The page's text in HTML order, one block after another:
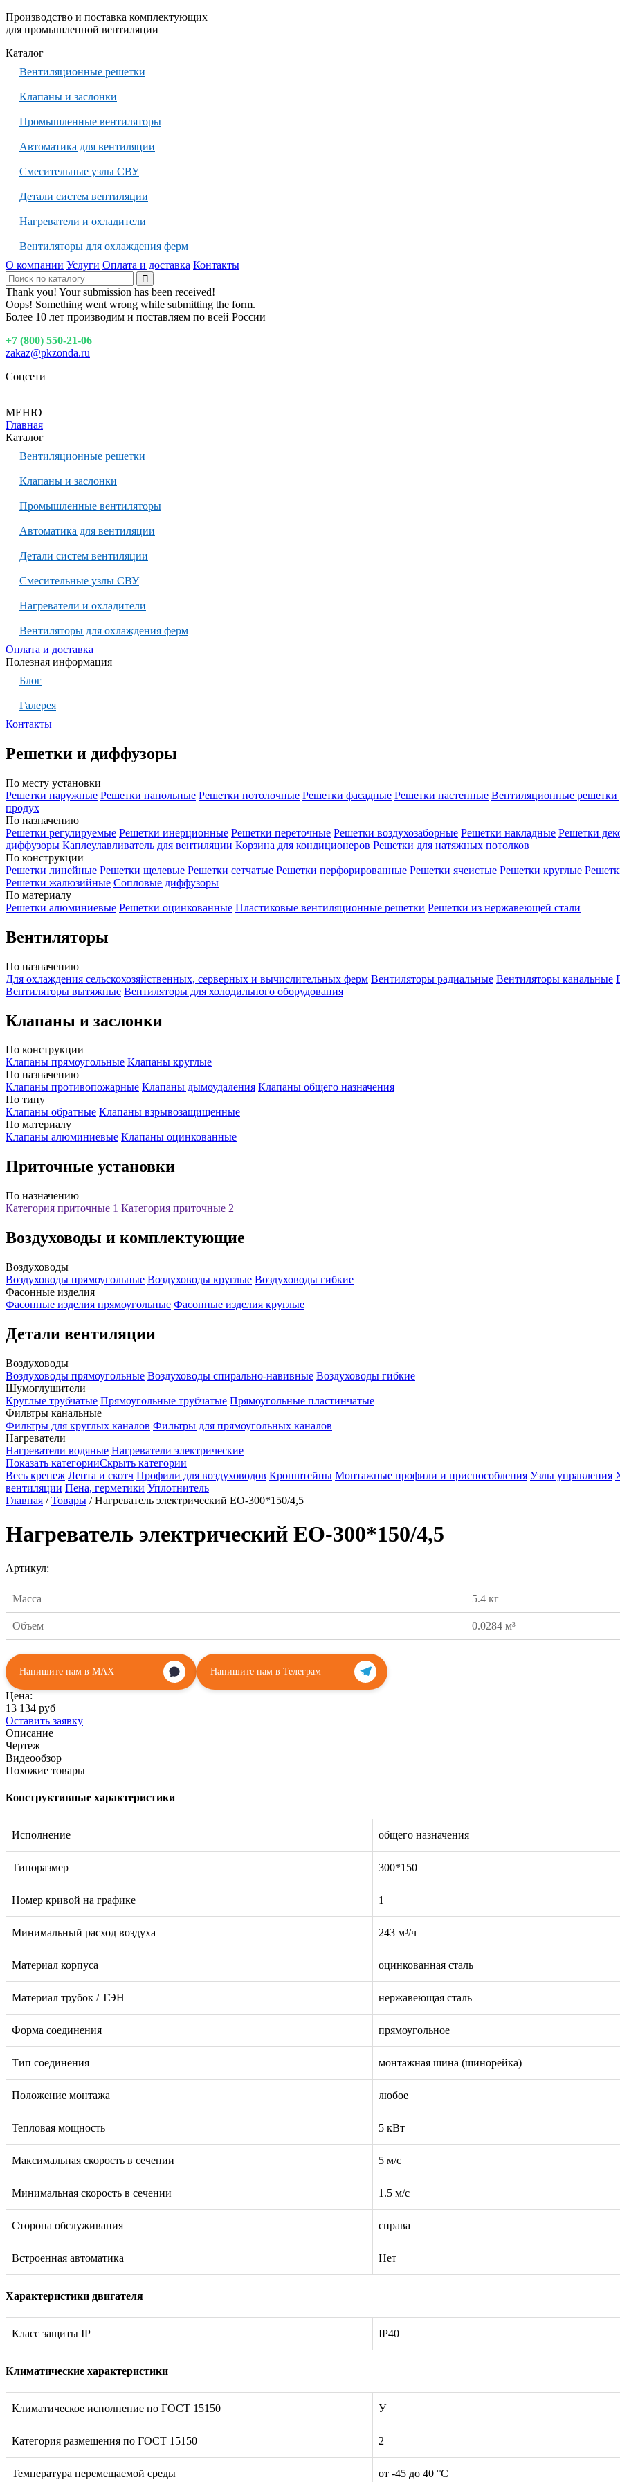
Производство и поставка комплектующих
для промышленной вентиляции
Каталог
Вентиляционные решетки
Клапаны и заслонки
Промышленные вентиляторы
Автоматика для вентиляции
Смесительные узлы СВУ
Детали систем вентиляции
Нагреватели и охладители
Вентиляторы для охлаждения ферм
О компании Услуги Оплата и доставка Контакты
Thank you! Your submission has been received!
Oops! Something went wrong while submitting the form.
Более 10 лет производим и поставляем по всей России
+7 (800) 550-21-06
zakaz@pkzonda.ru
Соцсети
МЕНЮ
Главная
Каталог
Вентиляционные решетки
Клапаны и заслонки
Промышленные вентиляторы
Автоматика для вентиляции
Детали систем вентиляции
Смесительные узлы СВУ
Нагреватели и охладители
Вентиляторы для охлаждения ферм
Оплата и доставка
Полезная информация
Блог
Галерея
Контакты
Решетки и диффузоры
По месту установки
Решетки наружные Решетки напольные Решетки потолочные Решетки фасадные Решетки настенные Вентиляционные решетки
продух
По назначению
Решетки регулируемые Решетки инерционные Решетки переточные Решетки воздухозаборные Решетки накладные Решетки
диффузоры Каплеулавливатель для вентиляции Корзина для кондиционеров Решетки для натяжных потолков
По конструкции
Решетки линейные Решетки щелевые Решетки сетчатые Решетки перфорированные Решетки ячеистые Решетки круглые
Решетки жалюзийные Сопловые диффузоры
По материалу
Решетки алюминиевые Решетки оцинкованные Пластиковые вентиляционные решетки Решетки из нержавеющей стали
Вентиляторы
По назначению
Для охлаждения сельскохозяйственных, серверных и вычислительных ферм Вентиляторы радиальные Вентиляторы канальные
Вентиляторы вытяжные Вентиляторы для холодильного оборудования
Клапаны и заслонки
По конструкции
Клапаны прямоугольные Клапаны круглые
По назначению
Клапаны противопожарные Клапаны дымоудаления Клапаны общего назначения
По типу
Клапаны обратные Клапаны взрывозащищенные
По материалу
Клапаны алюминиевые Клапаны оцинкованные
Приточные установки
По назначению
Категория приточные 1 Категория приточные 2
Воздуховоды и комплектующие
Воздуховоды
Воздуховоды прямоугольные Воздуховоды круглые Воздуховоды гибкие
Фасонные изделия
Фасонные изделия прямоугольные Фасонные изделия круглые
Детали вентиляции
Воздуховоды
Воздуховоды прямоугольные Воздуховоды спирально-навивные Воздуховоды гибкие
Шумоглушители
Круглые трубчатые Прямоугольные трубчатые Прямоугольные пластинчатые
Фильтры канальные
Фильтры для круглых каналов Фильтры для прямоугольных каналов
Нагреватели
Нагреватели водяные Нагреватели электрические
Показать категорииСкрыть категории
Весь крепеж Лента и скотч Профили для воздуховодов Кронштейны Монтажные профили и приспособления Узлы управления
вентиляции Пена, герметики Уплотнитель
Главная /Товары /Нагреватель электрический ЕО-300*150/4,5
Нагреватель электрический ЕО-300*150/4,5
Артикул:
Масса 5.4 кг
Объем 0.0284 м³
Напишите нам в MAX Напишите нам в Телеграм
Цена:
13 134 руб
Оставить заявку
Описание
Чертеж
Видеообзор
Похожие товары
Конструктивные характеристики
Исполнение общего назначения
Типоразмер 300*150
Номер кривой на графике 1
Минимальный расход воздуха 243 м³/ч
Материал корпуса оцинкованная сталь
Материал трубок / ТЭН нержавеющая сталь
Форма соединения прямоугольное
Тип соединения монтажная шина (шинорейка)
Положение монтажа любое
Тепловая мощность 5 кВт
Максимальная скорость в сечении 5 м/с
Минимальная скорость в сечении 1.5 м/с
Сторона обслуживания справа
Встроенная автоматика Нет
Характеристики двигателя
Класс защиты IP IP40
Климатические характеристики
Климатическое исполнение по ГОСТ 15150 У
Категория размещения по ГОСТ 15150 2
Температура перемещаемой среды от -45 до 40 °С